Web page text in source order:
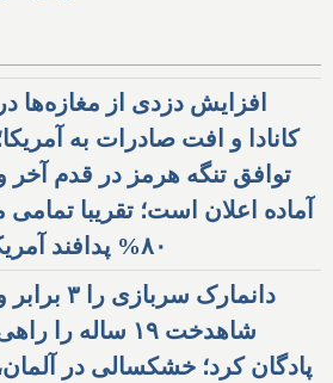
افزایش دزدی از مغازه‌ها در
کانادا و افت صادرات به
توافق تنگه هرمز در قدم آخر
آماده اعلان است؛ تقریبا
۸۰% پدافند آمریکا صرف ایران شده
دانمارک سربازی را ۳
شاهدخت ۱۹ ساله را
پادگان کرد؛ خشکسالی در